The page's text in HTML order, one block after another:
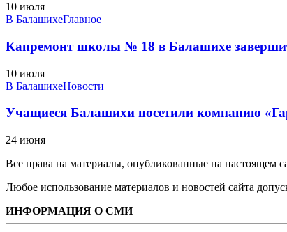
10 июля
В БалашихеГлавное
Капремонт школы № 18 в Балашихе
10 июля
В БалашихеНовости
Учащиеся Балашихи посетили компанию
24 июня
Все права на материалы, опубликованные на
Любое использование материалов и новостей сайта
ИНФОРМАЦИЯ О СМИ